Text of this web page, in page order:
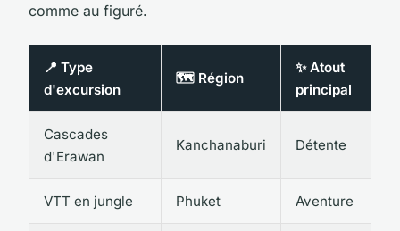
comme au figuré.
📍 Type
d'excursion
🗺️ Région
✨ Atout
principal
Cascades
d'Erawan
Kanchanaburi Détente
VTT en jungle Phuket Aventure